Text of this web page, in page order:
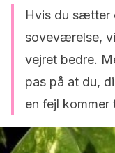
Hvis du sætter
soveværelse,
vejret bedre.
pas på at du,
en fejl kommer